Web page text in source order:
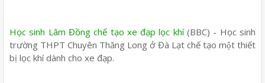
Học sinh Lâm Đồng chế tạo xe đạp lọc khí(BBC) - Học sinh
trường THPT Chuyên Thăng Long ở Đà Lạt chế tạo một thiết
bị lọc khí dành cho xe đạp.